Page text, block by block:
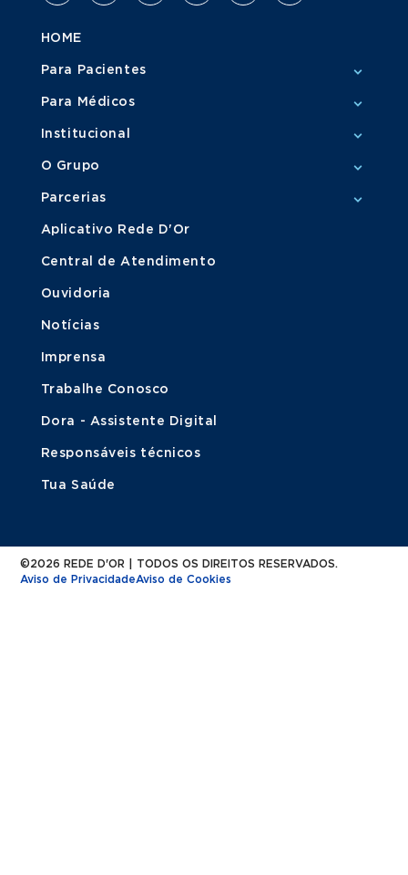
HOME
Para Pacientes
Para Médicos
Institucional
O Grupo
Parcerias
Aplicativo Rede D'Or
Central de Atendimento
Ouvidoria
Notícias
Imprensa
Trabalhe Conosco
Dora - Assistente Digital
Responsáveis técnicos
Tua Saúde
©2026 REDE D'OR | TODOS OS DIREITOS RESERVADOS.
Aviso de PrivacidadeAviso de Cookies